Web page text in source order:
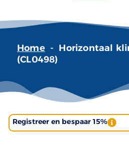
Home - Horizontaal
(CL0498)
Registreer en bespaar 15%